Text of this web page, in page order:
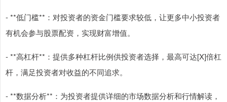
- **低门槛**：对投资者的资金门槛要求较低，让更多中小投资者
有机会参与股票配资，实现财富增值。
- **高杠杆**：提供多种杠杆比例供投资者选择，最高可达[X]倍杠
杆，满足投资者对收益的不同追求。
- **数据分析**：为投资者提供详细的市场数据分析和行情解读，